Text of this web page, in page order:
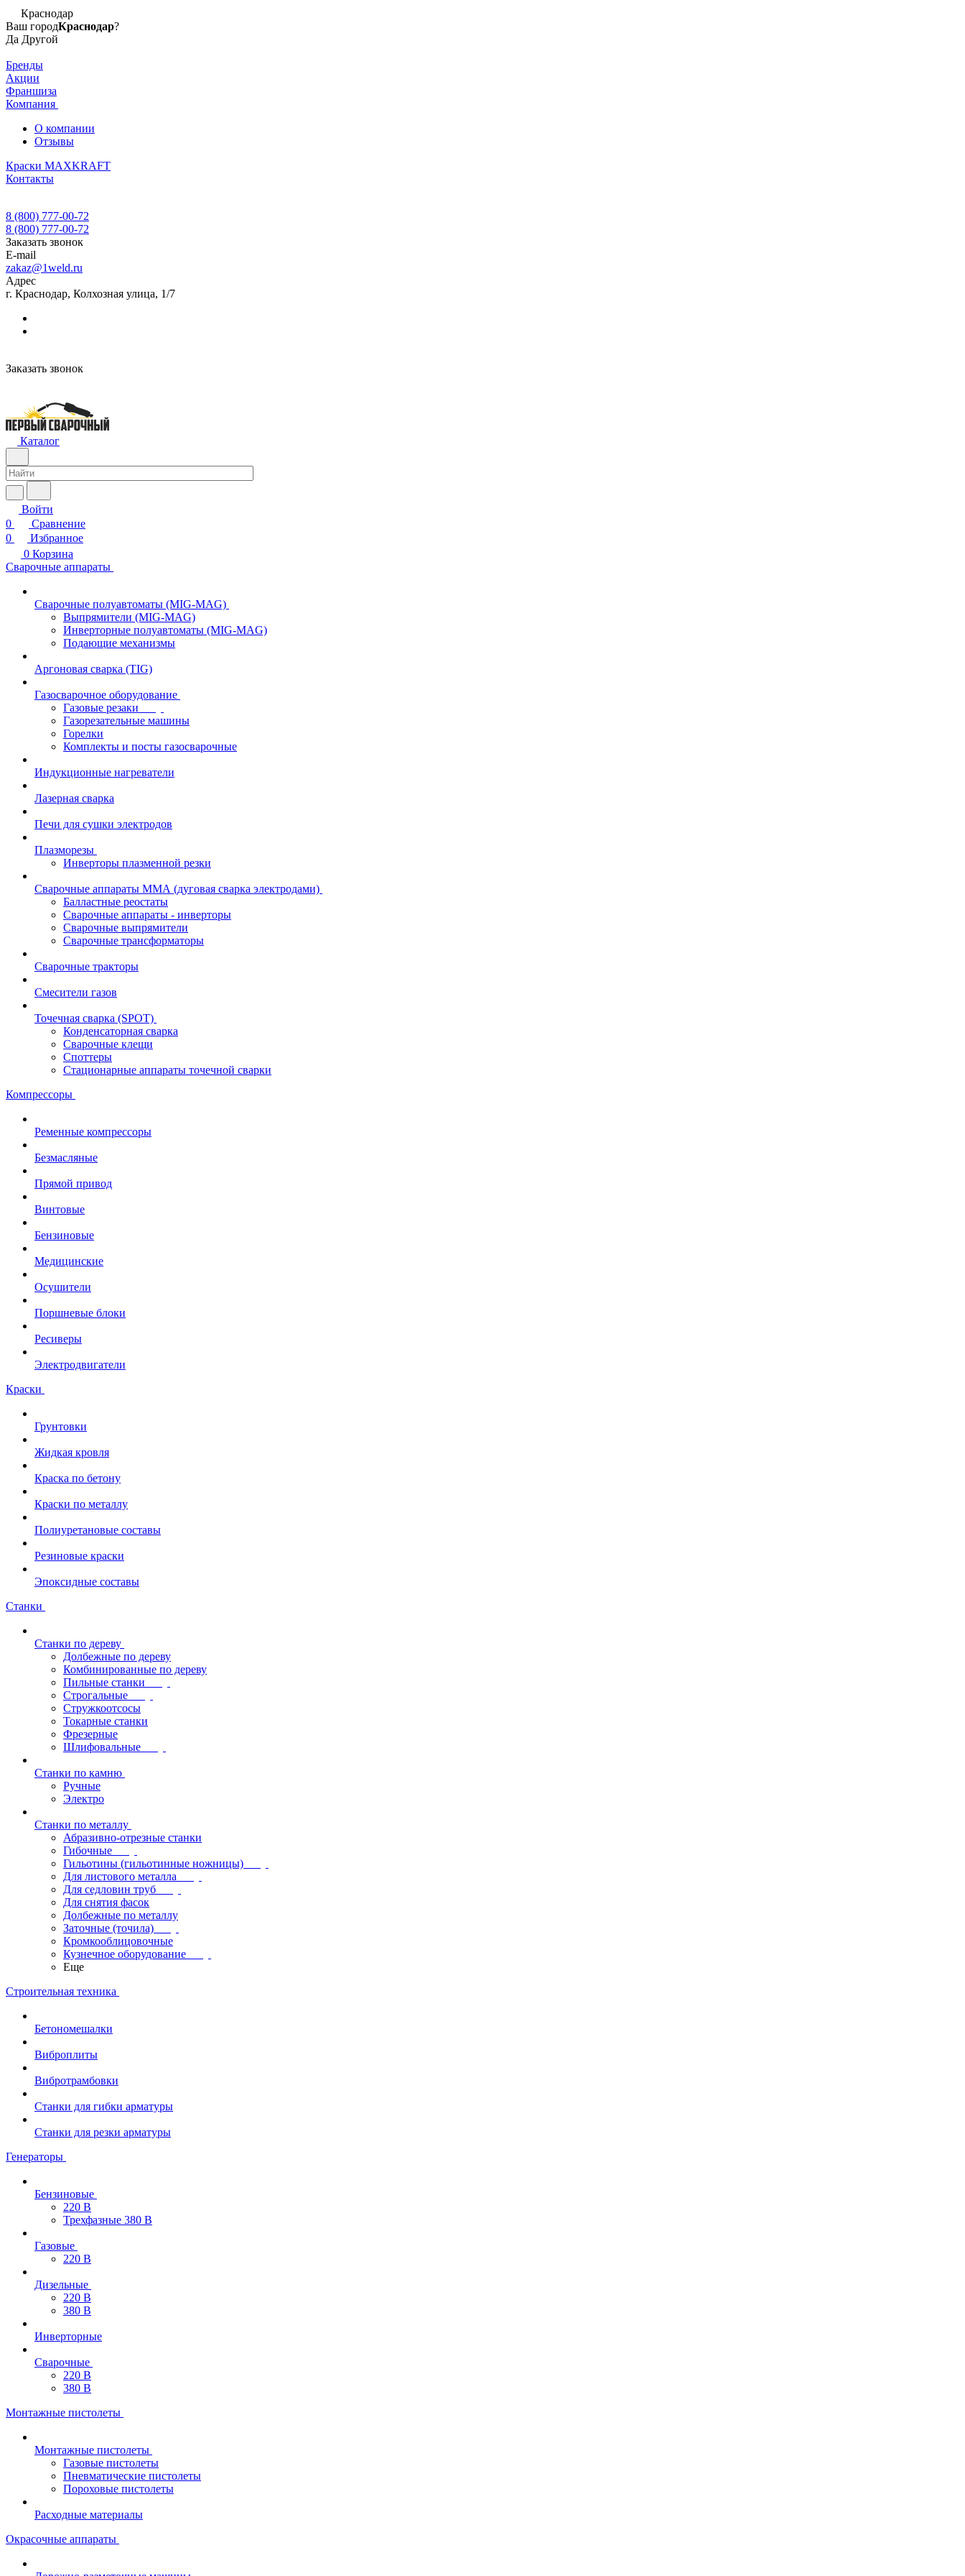
Краснодар
Ваш городКраснодар?
Да Другой
Бренды
Акции
Франшиза
Компания
О компании
Отзывы
Краски MAXKRAFT
Контакты
8 (800) 777-00-72
8 (800) 777-00-72
Заказать звонок
E-mail
zakaz@1weld.ru
Адрес
г. Краснодар, Колхозная улица, 1/7
Заказать звонок
Каталог
Войти
0
Сравнение
0
Избранное
0 Корзина
Сварочные аппараты
Сварочные полуавтоматы (MIG-MAG)
Выпрямители (MIG-MAG)
Инверторные полуавтоматы (MIG-MAG)
Подающие механизмы
Аргоновая сварка (TIG)
Газосварочное оборудование
Газовые резаки
Газорезательные машины
Горелки
Комплекты и посты газосварочные
Индукционные нагреватели
Лазерная сварка
Печи для сушки электродов
Плазморезы
Инверторы плазменной резки
Сварочные аппараты ММА (дуговая сварка электродами)
Балластные реостаты
Сварочные аппараты - инверторы
Сварочные выпрямители
Сварочные трансформаторы
Сварочные тракторы
Смесители газов
Точечная сварка (SPOT)
Конденсаторная сварка
Сварочные клещи
Споттеры
Стационарные аппараты точечной сварки
Компрессоры
Ременные компрессоры
Безмасляные
Прямой привод
Винтовые
Бензиновые
Медицинские
Осушители
Поршневые блоки
Ресиверы
Электродвигатели
Краски
Грунтовки
Жидкая кровля
Краска по бетону
Краски по металлу
Полиуретановые составы
Резиновые краски
Эпоксидные составы
Станки
Станки по дереву
Долбежные по дереву
Комбинированные по дереву
Пильные станки
Строгальные
Стружкоотсосы
Токарные станки
Фрезерные
Шлифовальные
Станки по камню
Ручные
Электро
Станки по металлу
Абразивно-отрезные станки
Гибочные
Гильотины (гильотинные ножницы)
Для листового металла
Для седловин труб
Для снятия фасок
Долбежные по металлу
Заточные (точила)
Кромкооблицовочные
Кузнечное оборудование
Еще
Строительная техника
Бетономешалки
Виброплиты
Вибротрамбовки
Станки для гибки арматуры
Станки для резки арматуры
Генераторы
Бензиновые
220 В
Трехфазные 380 В
Газовые
220 В
Дизельные
220 В
380 В
Инверторные
Сварочные
220 В
380 В
Монтажные пистолеты
Монтажные пистолеты
Газовые пистолеты
Пневматические пистолеты
Пороховые пистолеты
Расходные материалы
Окрасочные аппараты